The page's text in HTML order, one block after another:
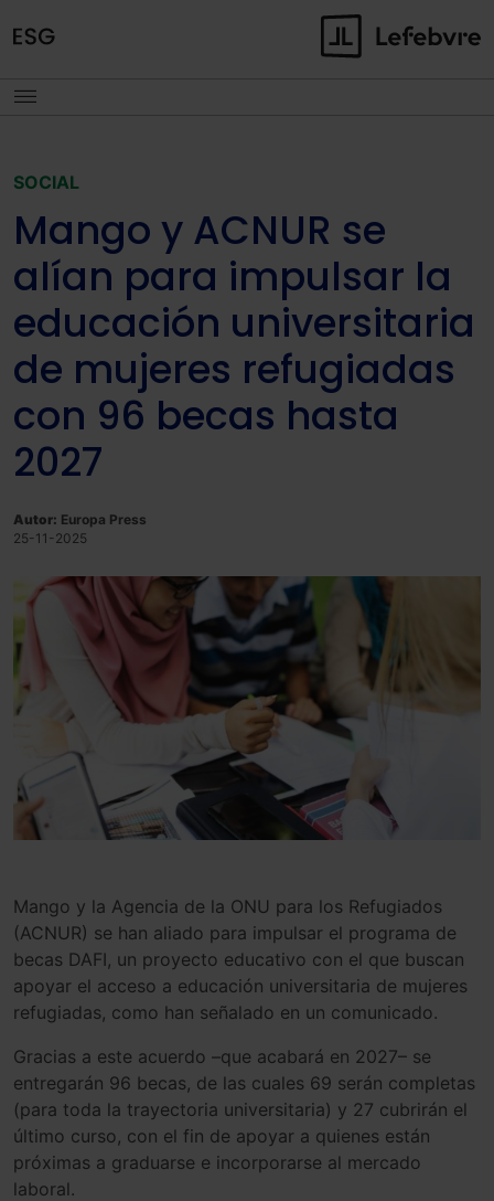
SOCIAL
Mango y ACNUR se
alían para impulsar la
educación universitaria
de mujeres refugiadas
con 96 becas hasta
2027
Autor: Europa Press
25-11-2025
Mango y la Agencia de la ONU para los Refugiados
(ACNUR) se han aliado para impulsar el programa de
becas DAFI, un proyecto educativo con el que buscan
apoyar el acceso a educación universitaria de mujeres
refugiadas, como han señalado en un comunicado.
Gracias a este acuerdo –que acabará en 2027– se
entregarán 96 becas, de las cuales 69 serán completas
(para toda la trayectoria universitaria) y 27 cubrirán el
último curso, con el fin de apoyar a quienes están
próximas a graduarse e incorporarse al mercado
laboral.